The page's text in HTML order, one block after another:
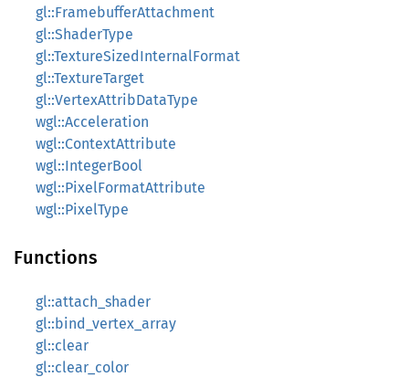
gl::FramebufferAttachment
gl::ShaderType
gl::TextureSizedInternalFormat
gl::TextureTarget
gl::VertexAttribDataType
wgl::Acceleration
wgl::ContextAttribute
wgl::IntegerBool
wgl::PixelFormatAttribute
wgl::PixelType
Functions
gl::attach_shader
gl::bind_vertex_array
gl::clear
gl::clear_color